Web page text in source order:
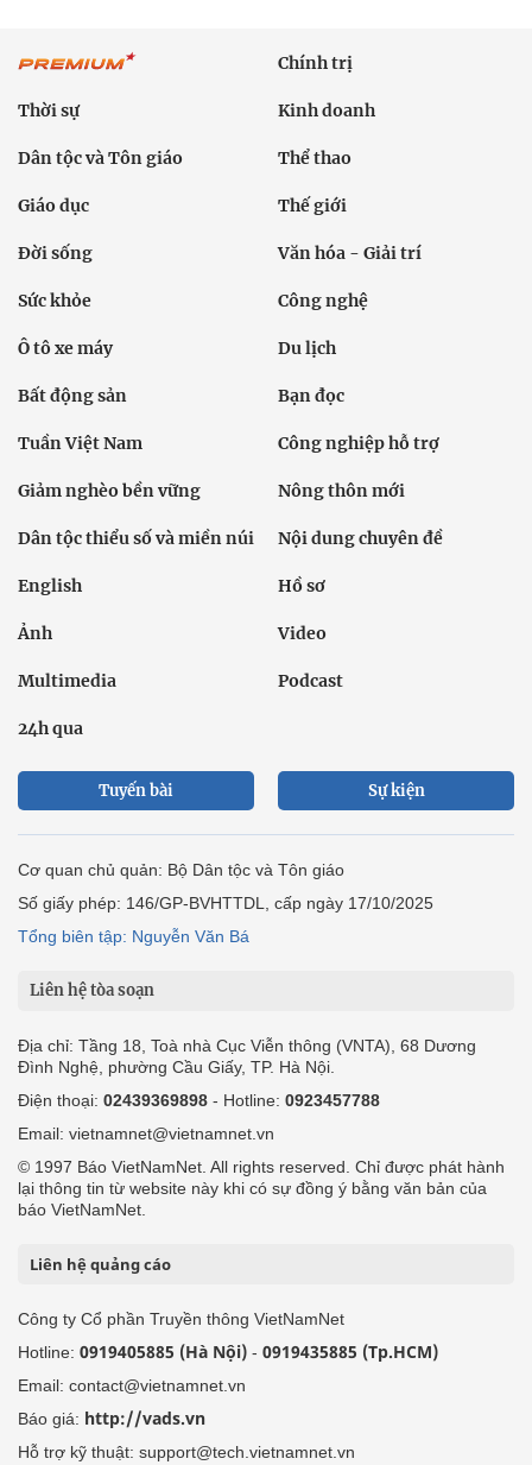
Chính trị
Thời sự Kinh doanh
Dân tộc và Tôn giáo Thể thao
Giáo dục Thế giới
Đời sống Văn hóa - Giải trí
Sức khỏe Công nghệ
Ô tô xe máy Du lịch
Bất động sản Bạn đọc
Tuần Việt Nam Công nghiệp hỗ trợ
Giảm nghèo bền vững Nông thôn mới
Dân tộc thiểu số và miền núi Nội dung chuyên đề
English Hồ sơ
Ảnh Video
Multimedia Podcast
24h qua
Tuyến bài Sự kiện
Cơ quan chủ quản: Bộ Dân tộc và Tôn giáo
Số giấy phép: 146/GP-BVHTTDL, cấp ngày 17/10/2025
Tổng biên tập: Nguyễn Văn Bá
Liên hệ tòa soạn
Địa chỉ: Tầng 18, Toà nhà Cục Viễn thông (VNTA), 68 Dương
Đình Nghệ, phường Cầu Giấy, TP. Hà Nội.
Điện thoại: 02439369898 - Hotline: 0923457788
Email: vietnamnet@vietnamnet.vn
© 1997 Báo VietNamNet. All rights reserved. Chỉ được phát hành
lại thông tin từ website này khi có sự đồng ý bằng văn bản của
báo VietNamNet.
Liên hệ quảng cáo
Công ty Cổ phần Truyền thông VietNamNet
Hotline: 0919405885 (Hà Nội) - 0919435885 (Tp.HCM)
Email: contact@vietnamnet.vn
Báo giá: http://vads.vn
Hỗ trợ kỹ thuật: support@tech.vietnamnet.vn